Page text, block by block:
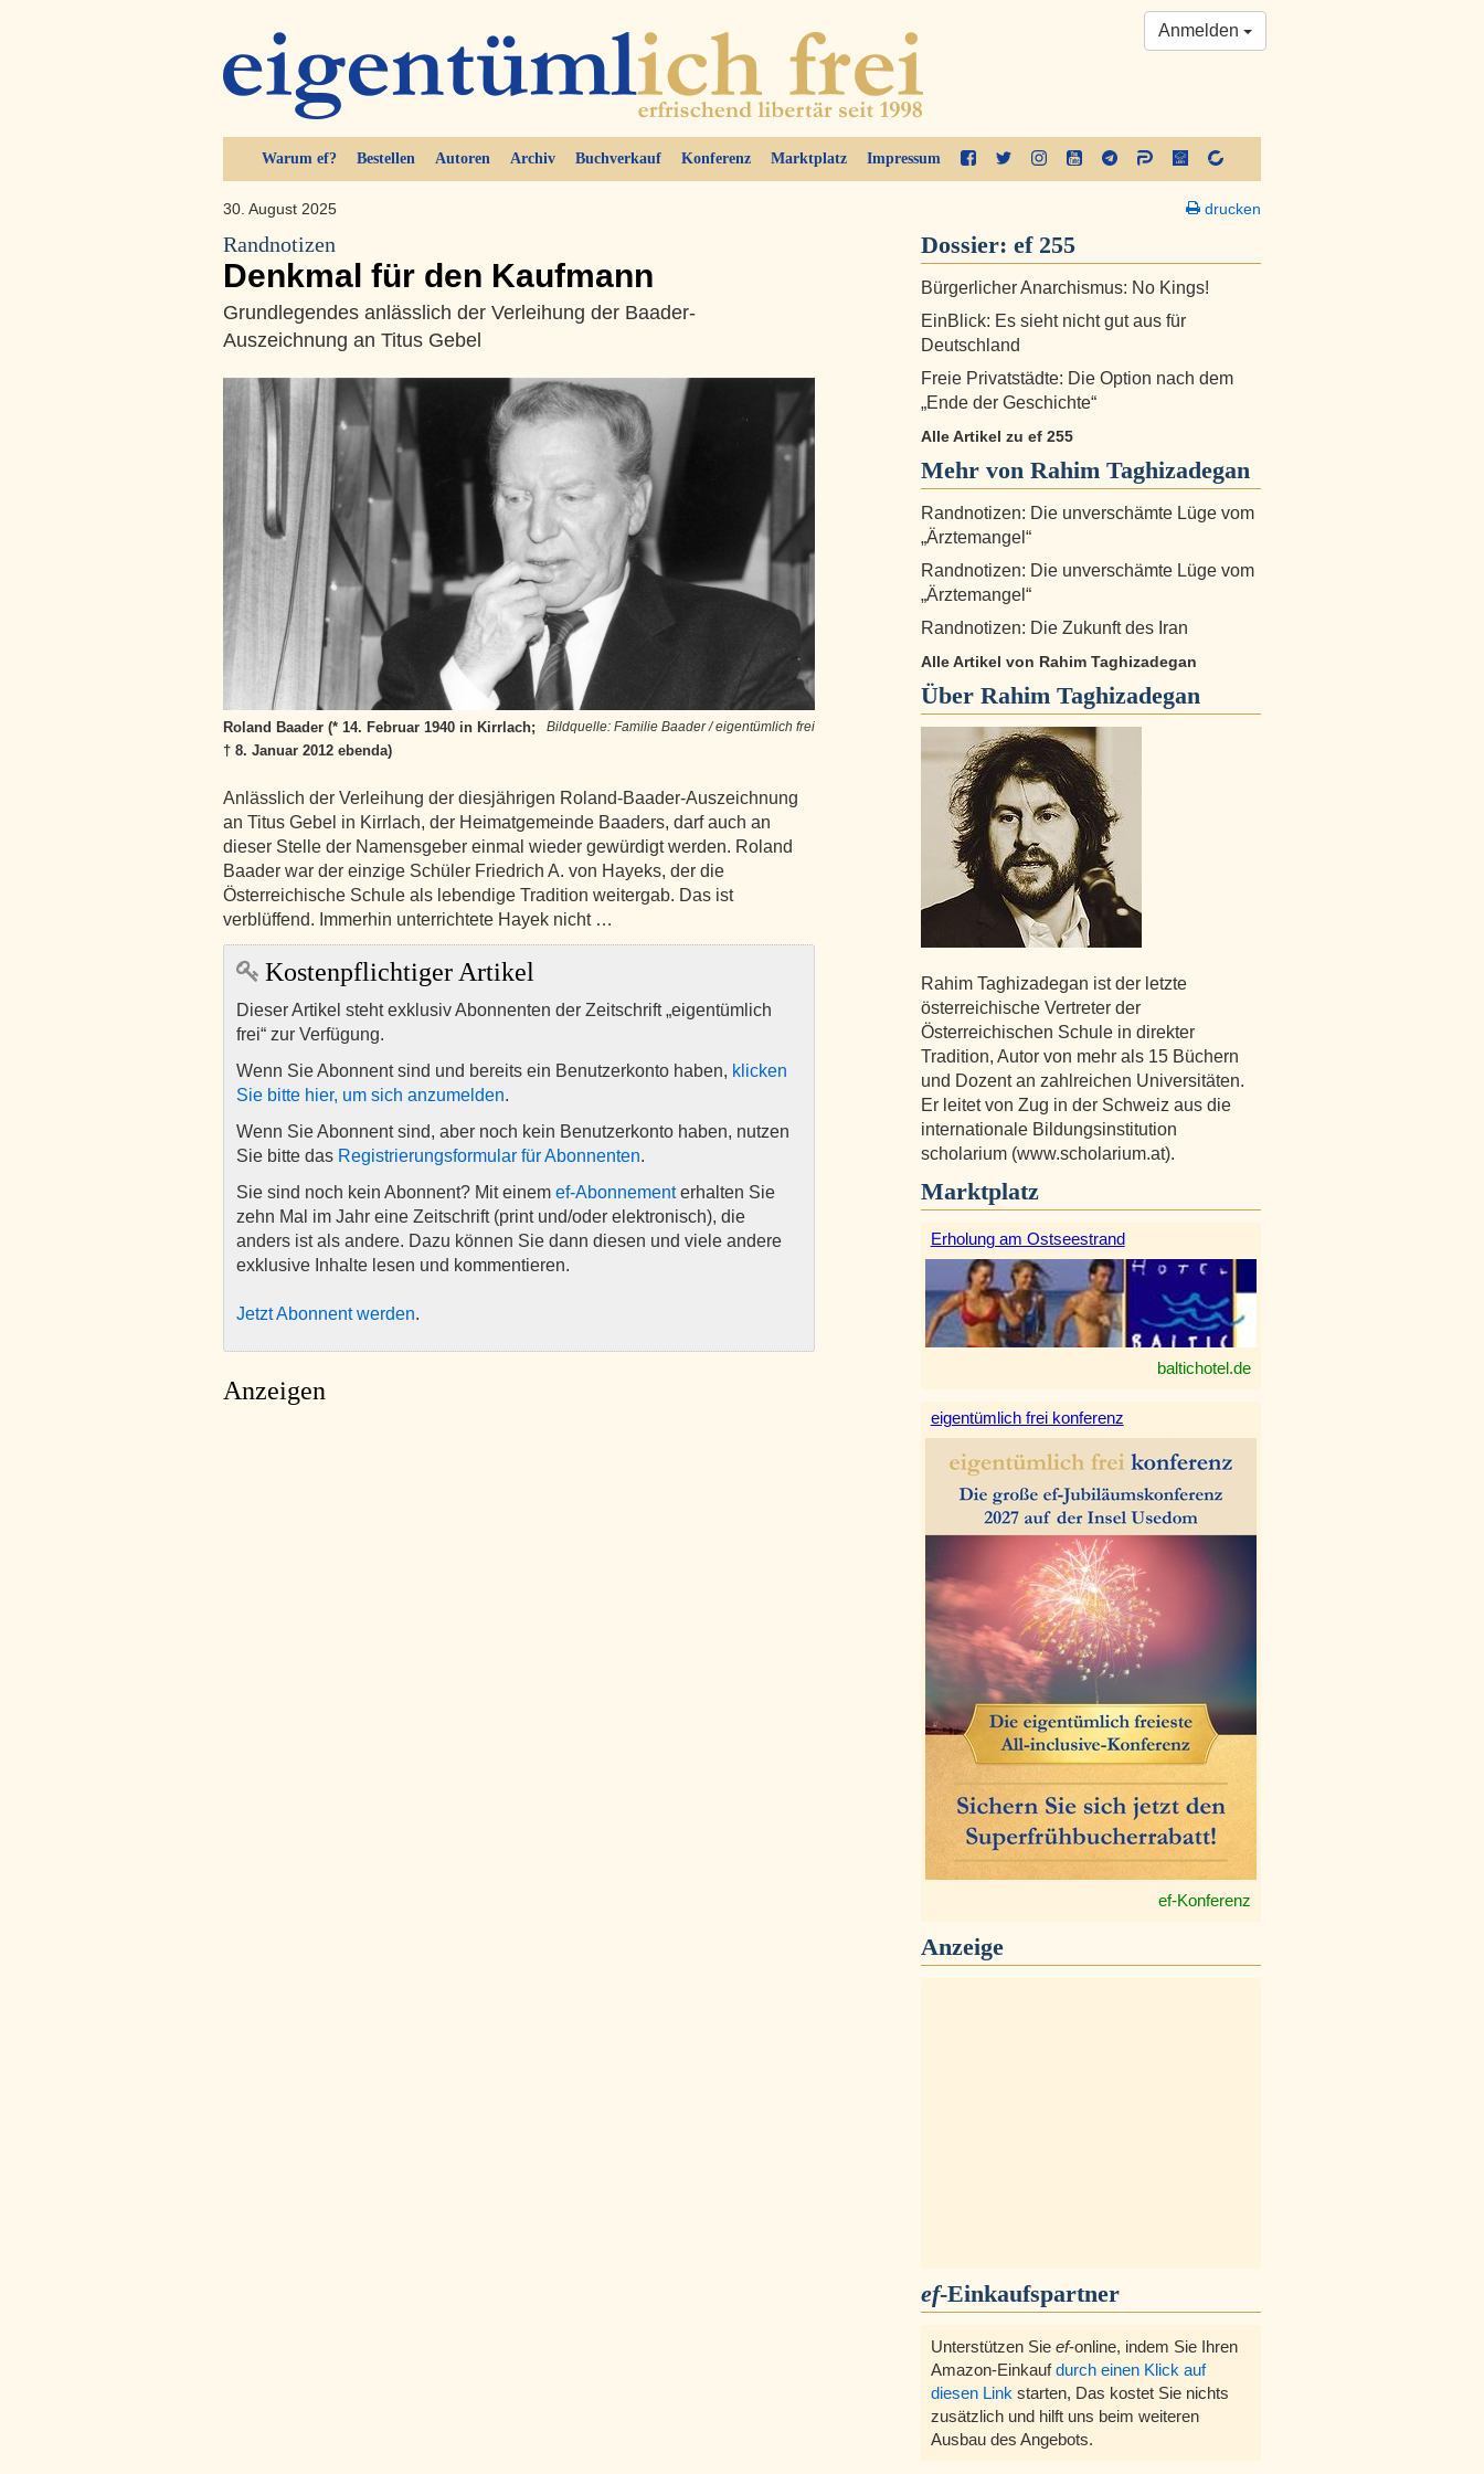
Warum ef? Bestellen Autoren Archiv Buchverkauf Konferenz Marktplatz Impressum
Anmelden
30. August 2025
Randnotizen
Denkmal für den Kaufmann
Grundlegendes anlässlich der Verleihung der Baader-
Auszeichnung an Titus Gebel
Bildquelle: Familie Baader / eigentümlich frei
Roland Baader (* 14. Februar 1940 in Kirrlach;
† 8. Januar 2012 ebenda)
Anlässlich der Verleihung der diesjährigen Roland-Baader-Auszeichnung
an Titus Gebel in Kirrlach, der Heimatgemeinde Baaders, darf auch an
dieser Stelle der Namensgeber einmal wieder gewürdigt werden. Roland
Baader war der einzige Schüler Friedrich A. von Hayeks, der die
Österreichische Schule als lebendige Tradition weitergab. Das ist
verblüffend. Immerhin unterrichtete Hayek nicht …
Kostenpflichtiger Artikel
Dieser Artikel steht exklusiv Abonnenten der Zeitschrift „eigentümlich
frei“ zur Verfügung.
Wenn Sie Abonnent sind und bereits ein Benutzerkonto haben, klicken
Sie bitte hier, um sich anzumelden.
Wenn Sie Abonnent sind, aber noch kein Benutzerkonto haben, nutzen
Sie bitte das Registrierungsformular für Abonnenten.
Sie sind noch kein Abonnent? Mit einem ef-Abonnementerhalten Sie
zehn Mal im Jahr eine Zeitschrift (print und/oder elektronisch), die
anders ist als andere. Dazu können Sie dann diesen und viele andere
exklusive Inhalte lesen und kommentieren.
Jetzt Abonnent werden.
Anzeigen
drucken
Dossier: ef 255
Bürgerlicher Anarchismus: No Kings!
EinBlick: Es sieht nicht gut aus für
Deutschland
Freie Privatstädte: Die Option nach dem
„Ende der Geschichte“
Alle Artikel zu ef 255
Mehr von Rahim Taghizadegan
Randnotizen: Die unverschämte Lüge vom
„Ärztemangel“
Randnotizen: Die unverschämte Lüge vom
„Ärztemangel“
Randnotizen: Die Zukunft des Iran
Alle Artikel von Rahim Taghizadegan
Über Rahim Taghizadegan
Rahim Taghizadegan ist der letzte
österreichische Vertreter der
Österreichischen Schule in direkter
Tradition, Autor von mehr als 15 Büchern
und Dozent an zahlreichen Universitäten.
Er leitet von Zug in der Schweiz aus die
internationale Bildungsinstitution
scholarium (www.scholarium.at).
Marktplatz
Erholung am Ostseestrand
baltichotel.de
eigentümlich frei konferenz
ef-Konferenz
Anzeige
ef-Einkaufspartner
Unterstützen Sie ef-online, indem Sie Ihren
Amazon-Einkaufdurch einen Klick auf
diesen Link starten, Das kostet Sie nichts
zusätzlich und hilft uns beim weiteren
Ausbau des Angebots.